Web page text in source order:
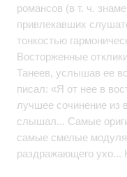
романсов (в т. ч.
привлекавших
тонкостью
Восторженные
Танеев, услышав ее
писал: «Я от нее в
лучшее сочинение из
слышал... Самые
самые смелые
раздражающего ухо...